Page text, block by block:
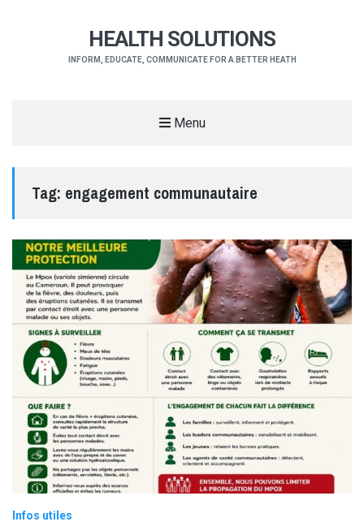
HEALTH SOLUTIONS
INFORM, EDUCATE, COMMUNICATE FOR A BETTER HEATH
Menu
Tag: engagement communautaire
Infos utiles